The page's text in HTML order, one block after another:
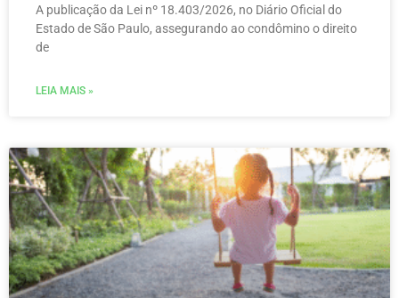
A publicação da Lei nº 18.403/2026, no Diário Oficial do
Estado de São Paulo, assegurando ao condômino o direito
de
LEIA MAIS »